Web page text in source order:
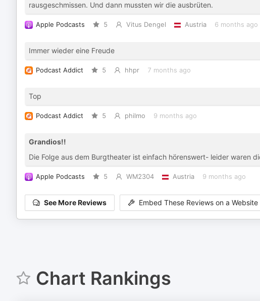
rausgeschmissen. Und dann mussten wir die ausbrüten.
Apple Podcasts 5 Vitus Dengel Austria 6 months ago
Immer wieder eine Freude
Podcast Addict 5 hhpr 7 months ago
Top
Podcast Addict 5 philmo 9 months ago
Grandios!!
Die Folge aus dem Burgtheater ist einfach hörenswert- leider waren
Apple Podcasts 5 WM2304 Austria 9 months ago
See More Reviews Embed These Reviews on a Website
Chart Rankings